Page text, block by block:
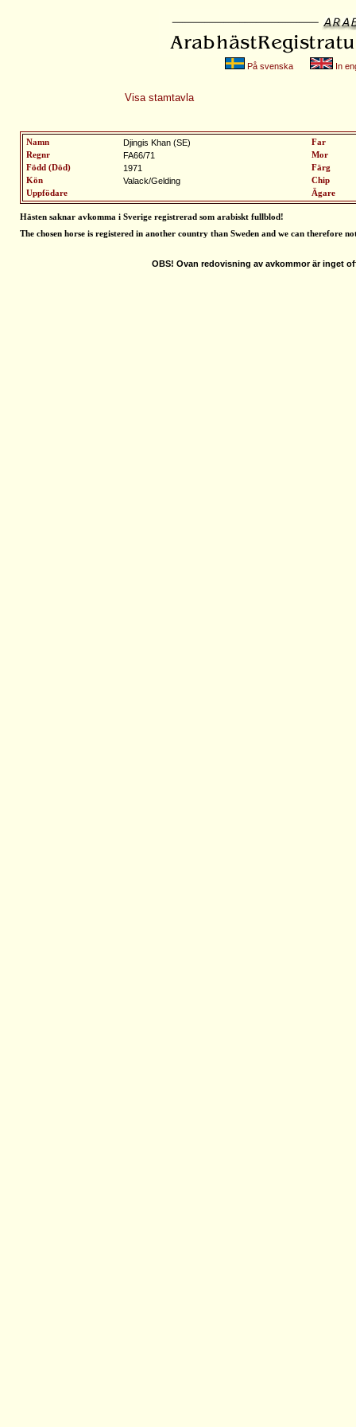
På svenska In
Visa stamtavla
Namn Djingis Khan (SE)
Far
Regnr
FA66/71
Mor
Född (Död)
1971
Färg
Kön
Valack/Gelding
Chip
Uppfödare
Ägare
Hästen saknar avkomma i Sverige registrerad som arabiskt fullblod !
The chosen horse is registered in another country than Sweden and we can therefore
OBS! Ovan redovisning av avkommor är inget